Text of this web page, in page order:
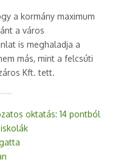
a kormány maximum
a város
is meghaladja a
más, mint a felcsúti
Kft. tett.
oktatás: 14 pontból